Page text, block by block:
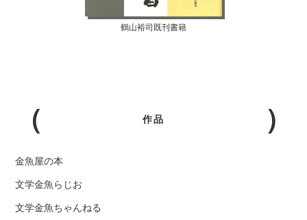
鶴山裕司既刊書籍
作品
金魚屋の本
文学金魚らじお
文学金魚ちゃんねる